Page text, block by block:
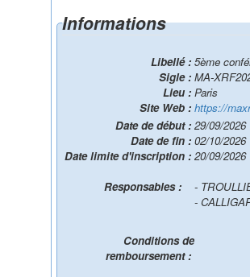
Informations
Libellé : 5ème
Sigle : MA-
Lieu : Paris
Site Web : https://
Date de début : 29/09/2026
Date de fin : 02/10/2026
Date limite d'inscription : 20/09/2026
-
-
Conditions de
remboursement :